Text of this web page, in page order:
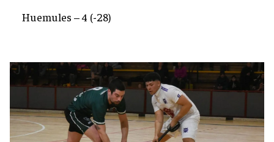
Huemules – 4 (-28)